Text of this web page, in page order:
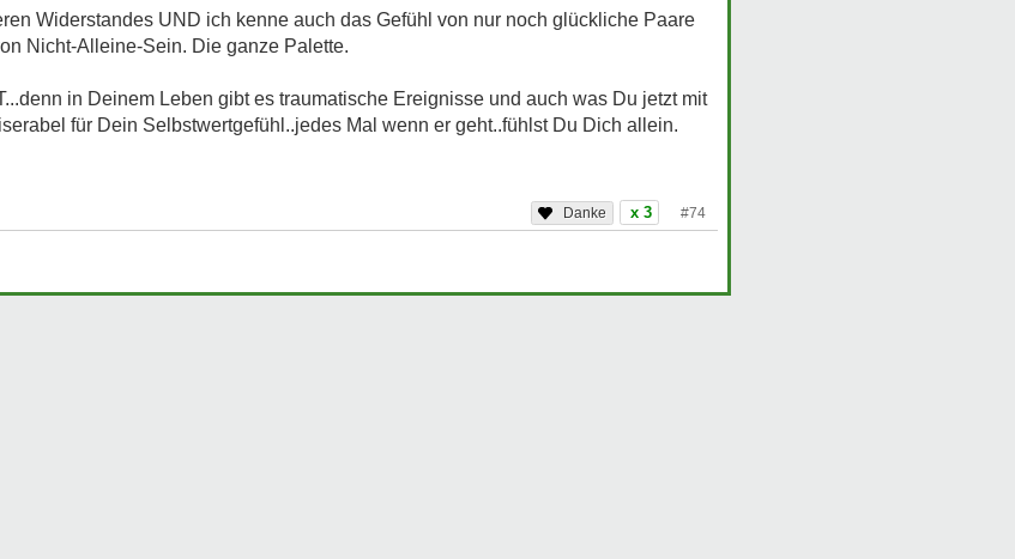
Widerstandes UND ich kenne auch das Gefühl von nur noch glückliche Paare
Nicht-Alleine-Sein. Die ganze Palette.
in Deinem Leben gibt es traumatische Ereignisse und auch was Du jetzt mit
für Dein Selbstwertgefühl..jedes Mal wenn er geht..fühlst Du Dich allein.
x 3 #74